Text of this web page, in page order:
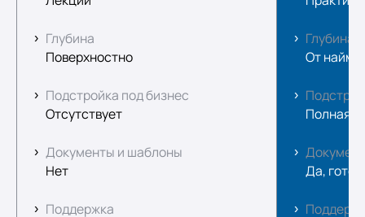
Глубина
Поверхностно
Глубина
От найма
Подстройка под бизнес
Отсутствует
Полная
Документы и шаблоны
Нет
Да,
Поддержка